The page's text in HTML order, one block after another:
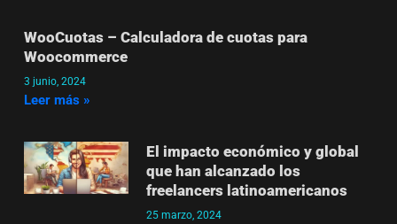
WooCuotas – Calculadora de cuotas para
Woocommerce
3 junio, 2024
Leer más »
El impacto económico y global
que han alcanzado los
freelancers latinoamericanos
25 marzo, 2024